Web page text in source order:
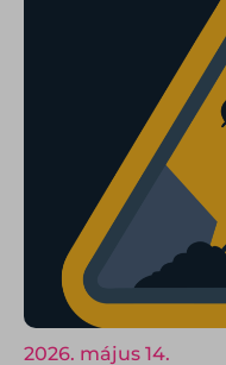
2026. május 14.